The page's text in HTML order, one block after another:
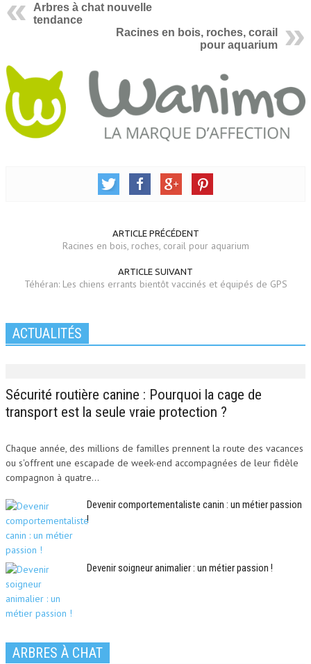
Arbres à chat nouvelle
tendance
Racines en bois, roches, corail
pour aquarium
ARTICLE PRÉCÉDENT
Racines en bois, roches, corail pour aquarium
ARTICLE SUIVANT
Téhéran: Les chiens errants bientôt vaccinés et équipés de GPS
ACTUALITÉS
Sécurité routière canine : Pourquoi la cage de
transport est la seule vraie protection ?
Chaque année, des millions de familles prennent la route des vacances
ou s'offrent une escapade de week-end accompagnées de leur fidèle
compagnon à quatre...
Devenir comportementaliste canin : un métier passion
!
Devenir soigneur animalier : un métier passion !
ARBRES À CHAT